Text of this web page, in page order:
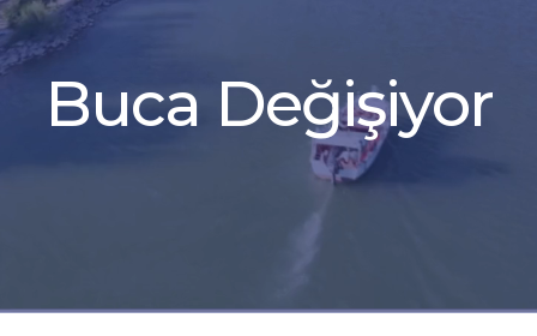
uca Değişiyor